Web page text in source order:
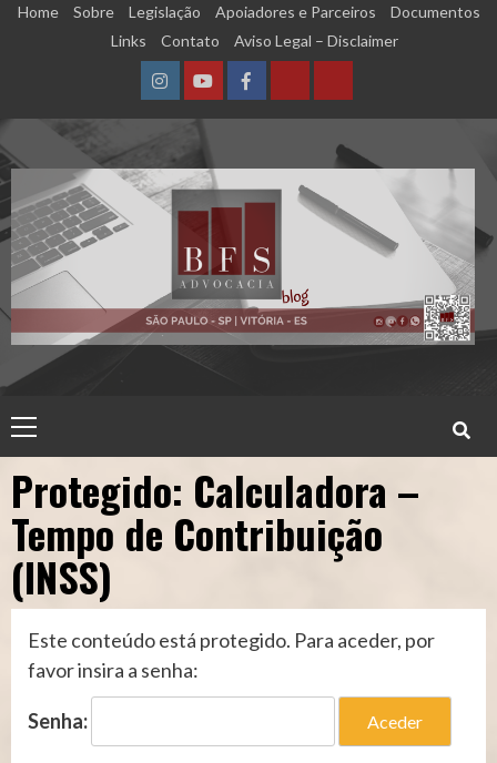
SkipHome Sobre Legislação Apoiadores e Parceiros
Documentos
Links
Contato Aviso Legal – Disclaimer
InstagramYouTubeFacebookCalculadora
Qualidade
de
Segurado
(INSS)
Calculadora
Tempo
de
Contribuição
Menu
Protegido: Calculadora –
Tempo de Contribuição
(INSS)
Este conteúdo está protegido. Para aceder, por
favor insira a senha:
Senha: